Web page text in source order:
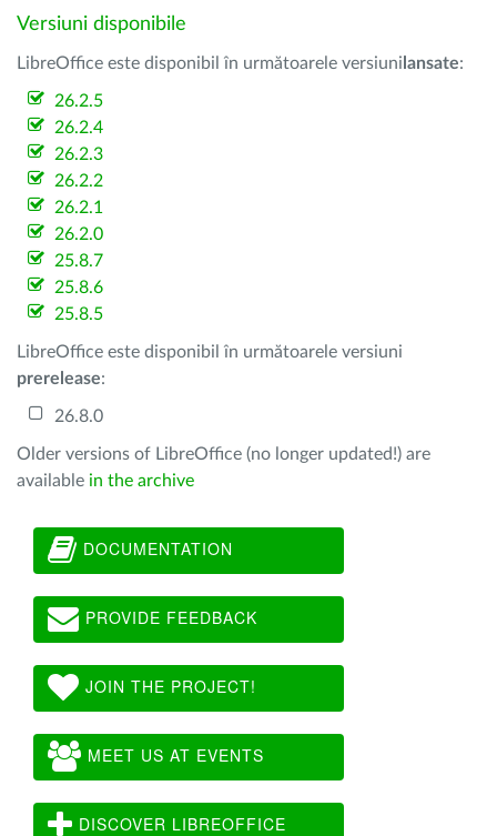
Versiuni disponibile
LibreOffice este disponibil în următoarele versiuni lansate:
26.2.5
26.2.4
26.2.3
26.2.2
26.2.1
26.2.0
25.8.7
25.8.6
25.8.5
LibreOffice este disponibil în următoarele versiuni
prerelease:
26.8.0
Older versions of LibreOffice (no longer updated!) are
available in the archive
DOCUMENTATION
PROVIDE FEEDBACK
JOIN THE PROJECT!
MEET US AT EVENTS
DISCOVER LIBREOFFICE